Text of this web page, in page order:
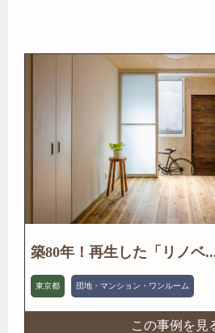
築80年！再生した「リノベ
東京都 団地・マンション・ワンルーム
この事例を見